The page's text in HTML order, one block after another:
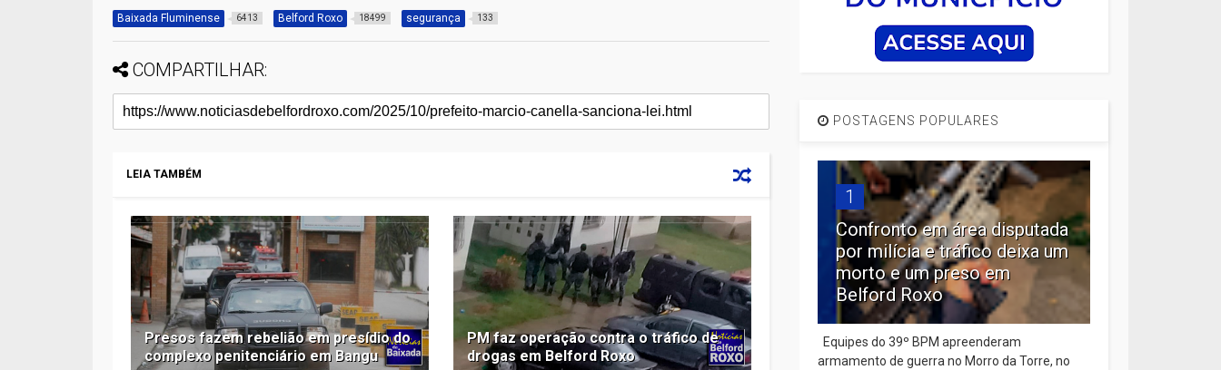
Baixada Fluminense 6413 Belford Roxo 18499 segurança 133
COMPARTILHAR:
LEIA TAMBÉM
Presos fazem rebelião em presídio do
complexo penitenciário em Bangu
PM faz operação contra o tráfico de
drogas em Belford Roxo
POSTAGENS POPULARES
1
Confronto em área disputada
por milícia e tráfico deixa um
morto e um preso em
Belford Roxo
Equipes do 39º BPM apreenderam
armamento de guerra no Morro da Torre, no